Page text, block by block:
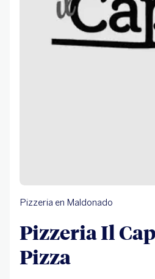
Pizzeria en Maldonado
Pizzeria Il
Pizza